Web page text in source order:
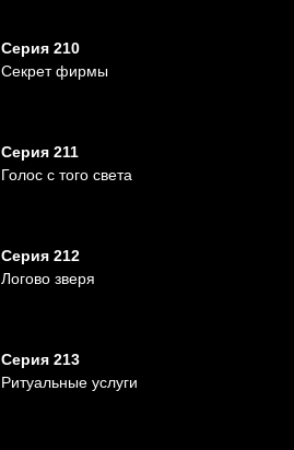
Серия 210
Секрет фирмы
Серия 211
Голос с того света
Серия 212
Логово зверя
Серия 213
Ритуальные услуги